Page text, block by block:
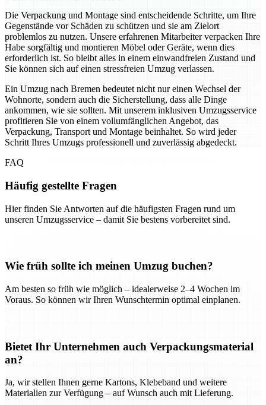
Die Verpackung und Montage sind entscheidende Schritte, um Ihre
Gegenstände vor Schäden zu schützen und sie am Zielort
problemlos zu nutzen. Unsere erfahrenen Mitarbeiter verpacken Ihre
Habe sorgfältig und montieren Möbel oder Geräte, wenn dies
erforderlich ist. So bleibt alles in einem einwandfreien Zustand und
Sie können sich auf einen stressfreien Umzug verlassen.
Ein Umzug nach Bremen bedeutet nicht nur einen Wechsel der
Wohnorte, sondern auch die Sicherstellung, dass alle Dinge
ankommen, wie sie sollten. Mit unserem inklusiven Umzugsservice
profitieren Sie von einem vollumfänglichen Angebot, das
Verpackung, Transport und Montage beinhaltet. So wird jeder
Schritt Ihres Umzugs professionell und zuverlässig abgedeckt.
FAQ
Häufig gestellte Fragen
Hier finden Sie Antworten auf die häufigsten Fragen rund um
unseren Umzugsservice – damit Sie bestens vorbereitet sind.
Wie früh sollte ich meinen Umzug buchen?
Am besten so früh wie möglich – idealerweise 2–4 Wochen im
Voraus. So können wir Ihren Wunschtermin optimal einplanen.
Bietet Ihr Unternehmen auch Verpackungsmaterial
an?
Ja, wir stellen Ihnen gerne Kartons, Klebeband und weitere
Materialien zur Verfügung – auf Wunsch auch mit Lieferung.